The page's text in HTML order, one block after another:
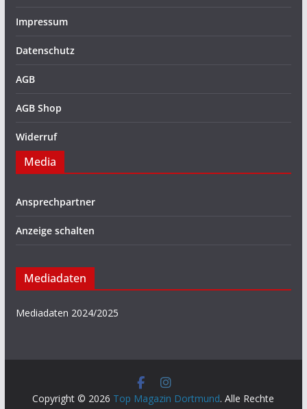
Impressum
Datenschutz
AGB
AGB Shop
Widerruf
Media
Ansprechpartner
Anzeige schalten
Mediadaten
Mediadaten 2024/2025
Copyright © 2026 Top Magazin Dortmund. Alle Rechte